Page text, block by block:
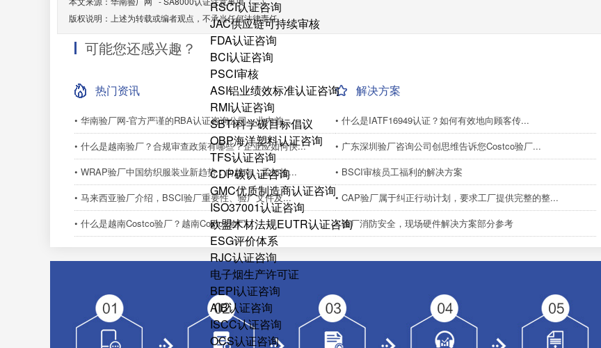
RSCI认证咨询
JAC供应链可持续审核
FDA认证咨询
BCI认证咨询
PSCI审核
ASI铝业绩效标准认证咨询
RMI认证咨询
SBTI科学碳目标倡议
OBP海洋塑料认证咨询
TFS认证咨询
CDP碳认证咨询
GMC优质制造商认证咨询
ISO37001认证咨询
欧盟木材法规EUTR认证咨询
ESG评价体系
RJC认证咨询
电子烟生产许可证
BEPI认证咨询
AIB认证咨询
ISCC认证咨询
OCS认证咨询
版权说明：上述为转载或编者观点，不承当任何法律责任
可能您还感兴趣？
热门资讯
• 华南验厂网-官方严谨的RBA认证咨询公司，业内首...
• 什么是越南验厂？合规审查政策有哪些？企业应如何快...
• WRAP验厂中国纺织服装业新趋势：向越南、孟加拉...
• 马来西亚验厂介绍，BSCI验厂重要性、验厂文件及...
• 什么是越南Costco验厂？越南Costco验厂...
解决方案
• 什么是IATF16949认证？如何有效地向顾客传...
• 广东深圳验厂咨询公司创思维告诉您Costco验厂...
• BSCI审核员工福利的解决方案
• CAP验厂属于纠正行动计划，要求工厂提供完整的整...
• 验厂消防安全，现场硬件解决方案部分参考